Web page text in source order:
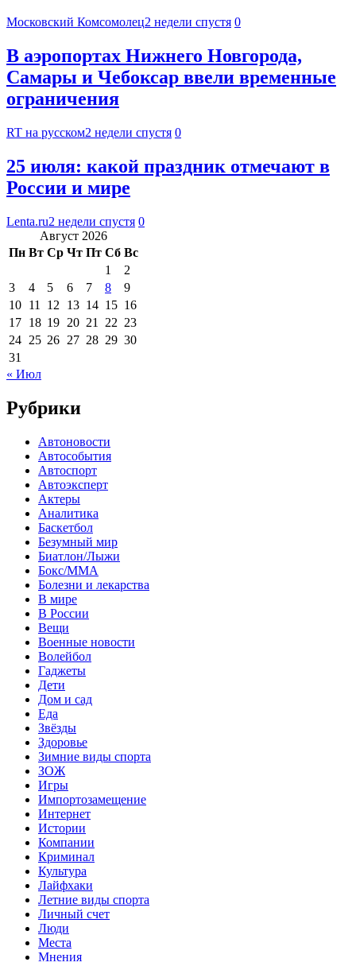
Московский Комсомолец2 недели спустя 0
В аэропортах Нижнего Новгорода,
Самары и Чебоксар ввели временные
ограничения
RT на русском2 недели спустя 0
25 июля: какой праздник отмечают в
России и мире
Lenta.ru2 недели спустя 0
Август 2026
Пн Вт Ср Чт Пт Сб Вс
1
2
3
4 5 6 7 8
9
10 11 12 13 14 15 16
17 18 19 20 21 22 23
24 25 26 27 28 29 30
31
« Июл
Рубрики
Автоновости
Автособытия
Автоспорт
Автоэксперт
Актеры
Аналитика
Баскетбол
Безумный мир
Биатлон/Лыжи
Бокс/MMA
Болезни и лекарства
В мире
В России
Вещи
Военные новости
Волейбол
Гаджеты
Дети
Дом и сад
Еда
Звёзды
Здоровье
Зимние виды спорта
ЗОЖ
Игры
Импортозамещение
Интернет
Истории
Компании
Криминал
Культура
Лайфхаки
Летние виды спорта
Личный счет
Люди
Места
Мнения